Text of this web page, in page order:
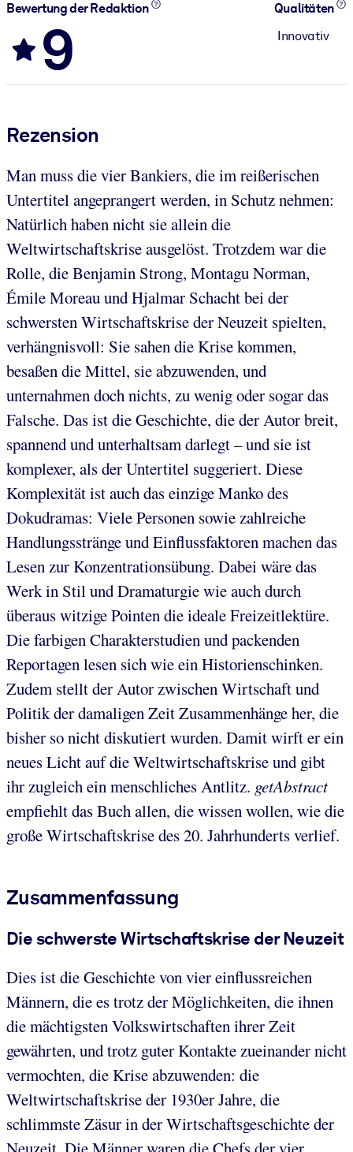
Bewertung der Redaktion
9
Qualitäten
Innovativ
Rezension
Man muss die vier Bankiers, die im reißerischen
Untertitel angeprangert werden, in Schutz nehmen:
Natürlich haben nicht sie allein die
Weltwirtschaftskrise ausgelöst. Trotzdem war die
Rolle, die Benjamin Strong, Montagu Norman,
Émile Moreau und Hjalmar Schacht bei der
schwersten Wirtschaftskrise der Neuzeit spielten,
verhängnisvoll: Sie sahen die Krise kommen,
besaßen die Mittel, sie abzuwenden, und
unternahmen doch nichts, zu wenig oder sogar das
Falsche. Das ist die Geschichte, die der Autor breit,
spannend und unterhaltsam darlegt – und sie ist
komplexer, als der Untertitel suggeriert. Diese
Komplexität ist auch das einzige Manko des
Dokudramas: Viele Personen sowie zahlreiche
Handlungsstränge und Einflussfaktoren machen das
Lesen zur Konzentrationsübung. Dabei wäre das
Werk in Stil und Dramaturgie wie auch durch
überaus witzige Pointen die ideale Freizeitlektüre.
Die farbigen Charakterstudien und packenden
Reportagen lesen sich wie ein Historienschinken.
Zudem stellt der Autor zwischen Wirtschaft und
Politik der damaligen Zeit Zusammenhänge her, die
bisher so nicht diskutiert wurden. Damit wirft er ein
neues Licht auf die Weltwirtschaftskrise und gibt
ihr zugleich ein menschliches Antlitz. getAbstract
empfiehlt das Buch allen, die wissen wollen, wie die
große Wirtschaftskrise des 20. Jahrhunderts verlief.
Zusammenfassung
Die schwerste Wirtschaftskrise der Neuzeit
Dies ist die Geschichte von vier einflussreichen
Männern, die es trotz der Möglichkeiten, die ihnen
die mächtigsten Volkswirtschaften ihrer Zeit
gewährten, und trotz guter Kontakte zueinander nicht
vermochten, die Krise abzuwenden: die
Weltwirtschaftskrise der 1930er Jahre, die
schlimmste Zäsur in der Wirtschaftsgeschichte der